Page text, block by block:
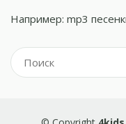
Например: mp3